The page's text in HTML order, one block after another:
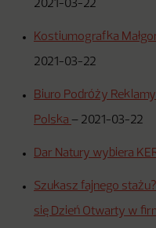
2021-03-22
Kostiumografka
2021-03-22
Biuro Podróży
Polska – 2021-03-22
Dar Natury wybiera
Szukasz fajnego
się Dzień Otwarty w